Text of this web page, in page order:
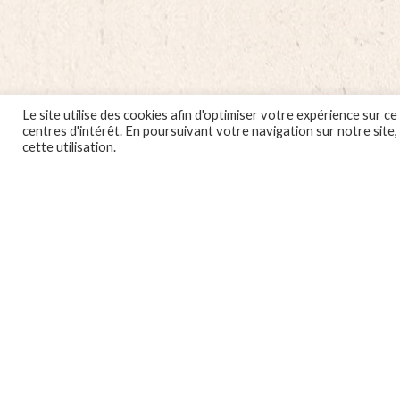
de
Le site utilise des cookies afin d'optimiser votre expérience sur
centres d'intérêt. En poursuivant votre navigation sur notre
cette utilisation.